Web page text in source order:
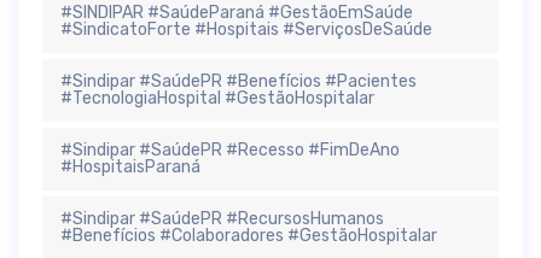
#SINDIPAR #SaúdeParaná #GestãoEmSaúde
#SindicatoForte #Hospitais #ServiçosDeSaúde
#Sindipar #SaúdePR #Benefícios #Pacientes
#TecnologiaHospital #GestãoHospitalar
#Sindipar #SaúdePR #Recesso #FimDeAno
#HospitaisParaná
#Sindipar #SaúdePR #RecursosHumanos
#Benefícios #Colaboradores #GestãoHospitalar